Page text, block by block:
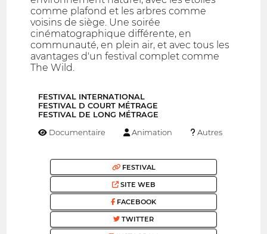
comme plafond et les arbres comme
voisins de siège. Une soirée
cinématographique différente, en
communauté, en plein air, et avec tous les
avantages d'un festival complet comme
The Wild.
FESTIVAL INTERNATIONAL
FESTIVAL D COURT MÉTRAGE
FESTIVAL DE LONG MÉTRAGE
Documentaire Animation Autres
FESTIVAL
SITE WEB
FACEBOOK
TWITTER